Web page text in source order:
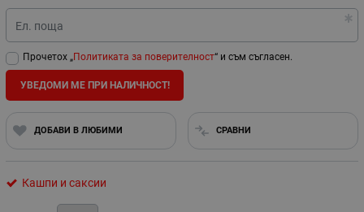
Ел. поща
Прочетох „Политиката за поверителност“ и съм съгласен.
УВЕДОМИ МЕ ПРИ НАЛИЧНОСТ!
ДОБАВИ В ЛЮБИМИ СРАВНИ
Кашпи и саксии